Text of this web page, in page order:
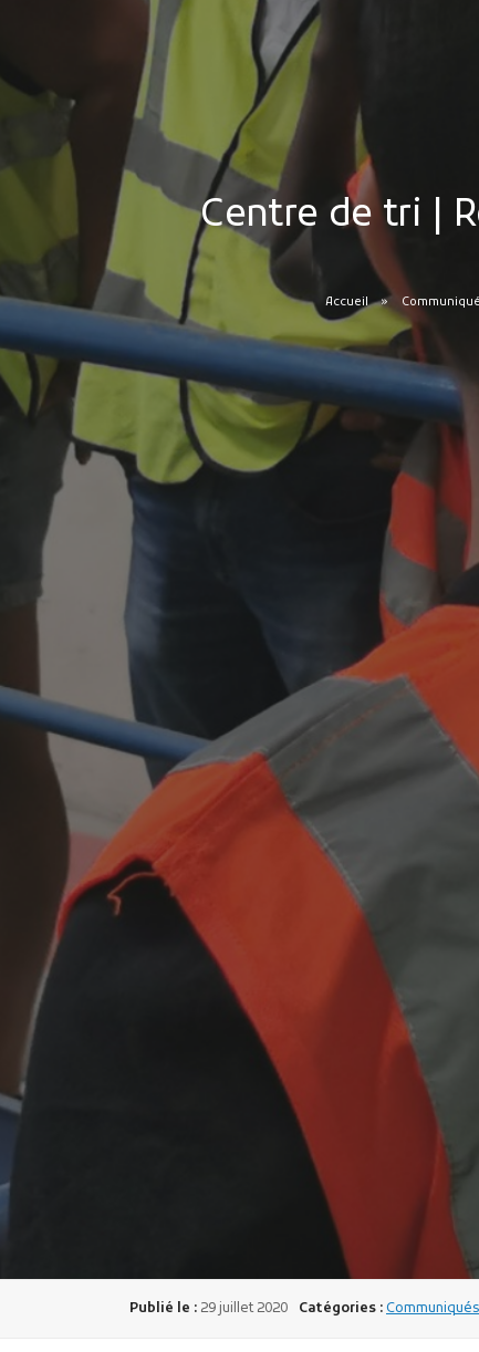
Centre de tri |
Accueil
Publié le : 29 juillet 2020 Catégories :